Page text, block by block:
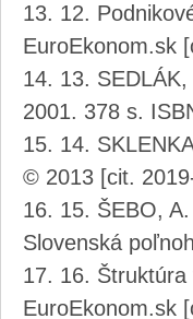
12.
EuroEkonom.sk
13.
2001. 378 s.
14.
© 2013 [cit.
15. ŠEBO,
Slovenská
16. Štruktúra
EuroEkonom.sk